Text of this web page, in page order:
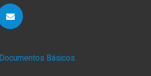
Documentos Básicos